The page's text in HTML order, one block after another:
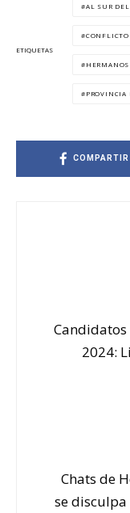
ETIQUETAS
AL SUR
PROVINCIA
COMPARTIR
Candidatos
2024:
Chats de
se